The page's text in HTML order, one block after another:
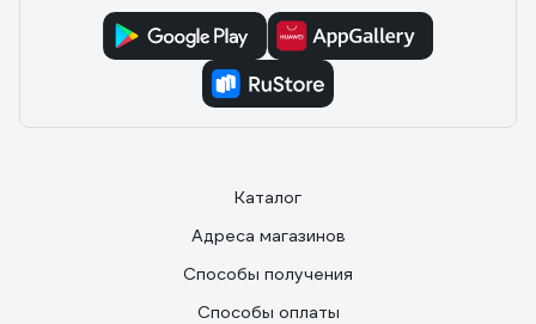
Каталог
Адреса магазинов
Способы получения
Способы оплаты